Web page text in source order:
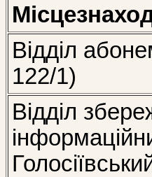
Відділ
122/1)
Відділ